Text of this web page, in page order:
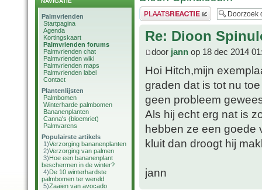
Palmvrienden
Startpagina
Agenda
Kortingskaart
Palmvrienden forums
Palmvrienden chat
Palmvrienden wiki
Palmvrienden maps
Palmvrienden label
Contact
Plantenlijsten
Palmbomen
Winterharde palmbomen
Bananenplanten
Canna's (bloemriet)
Palmvarens
Populairste artikels
1)Verzorging bananenplanten
2)Verzorging van palmen
3)Hoe een bananenplant
beschermen in de winter?
4)De 10 winterhardste
palmbomen ter wereld
5)Zaaien van avocado
Plaats een reactie
Re: Dioon
door jann op 18 dec 2014
Hoi Hitch,mijn
graden dat is tot nu toe
geen probleem
Als hij echt erg nat is
hebben ze een goede
kluit dan droogt hij
jann